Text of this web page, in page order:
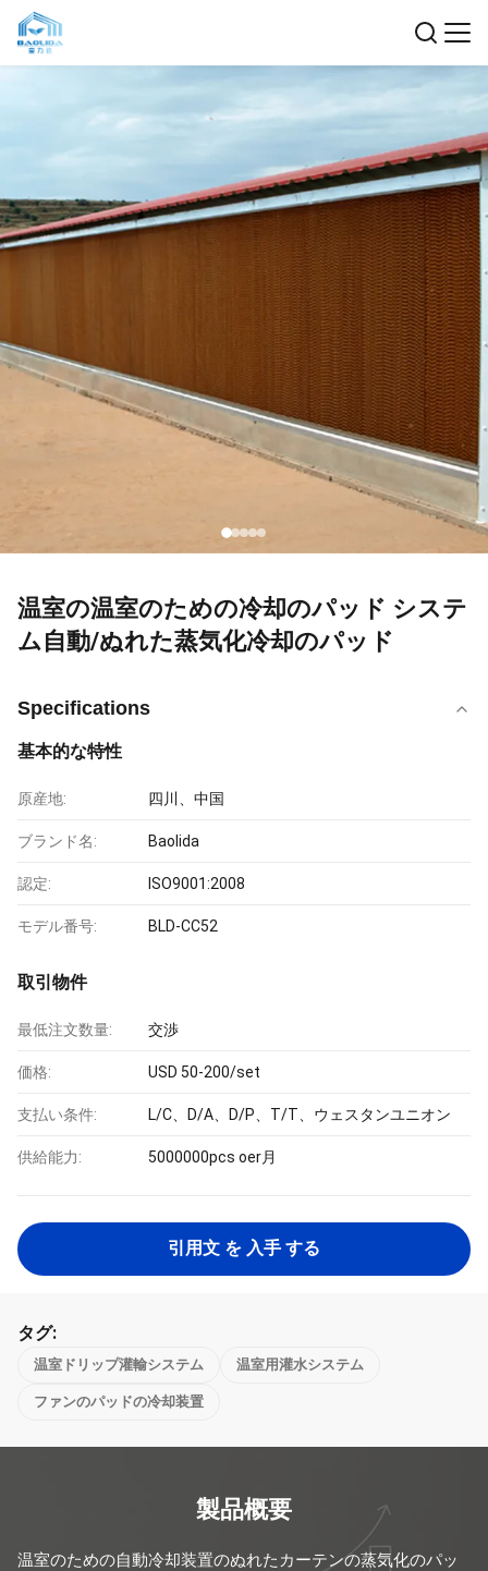
温室の温室のための冷却のパッド システ
ム自動/ぬれた蒸気化冷却のパッド
Specifications
基本的な特性
原産地: 四川、中国
ブランド名: Baolida
認定: ISO9001:2008
モデル番号: BLD-CC52
取引物件
最低注文数量: 交渉
価格: USD 50-200/set
支払い条件: L/C、D/A、D/P、T/T、ウェスタンユニオン
供給能力: 5000000pcs oer月
引用文 を 入手 する
タグ:
温室ドリップ灌輸システム 温室用灌水システム
ファンのパッドの冷却装置
製品概要
温室のための自動冷却装置のぬれたカーテンの蒸気化のパッ